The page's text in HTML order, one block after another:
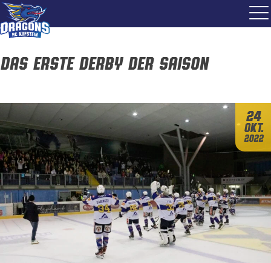
Das erste Derby der Saison
24
Okt.
2022